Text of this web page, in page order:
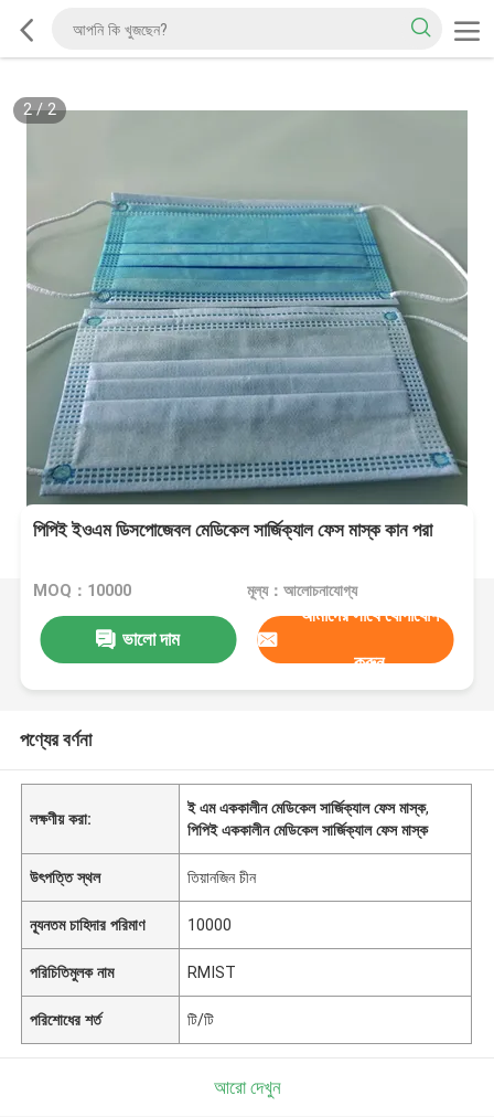
2/2
পিপিই ইওএম ডিসপোজেবল মেডিকেল সার্জিক্যাল ফেস মাস্ক কান পরা
MOQ：10000 মূল্য：আলোচনাযোগ্য
ভালো দাম
আমাদের সাথে যোগাযোগ
করুন
পণ্যের বর্ণনা
লক্ষণীয় করা:
ই এম এককালীন মেডিকেল সার্জিক্যাল ফেস মাস্ক,
পিপিই এককালীন মেডিকেল সার্জিক্যাল ফেস মাস্ক
উৎপত্তি স্থল তিয়ানজিন চীন
ন্যূনতম চাহিদার পরিমাণ 10000
পরিচিতিমুলক নাম RMIST
পরিশোধের শর্ত টি/টি
আরো দেখুন